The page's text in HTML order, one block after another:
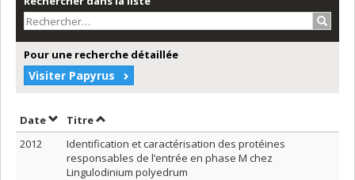
Pour une recherche détaillée
Visiter Papyrus
DateTrier par date en ordre décroissant
TitreTrier par titre en ordre décroissant
2012
Identification et caractérisation des protéines
responsables de l’entrée en phase M chez
Lingulodinium polyedrum